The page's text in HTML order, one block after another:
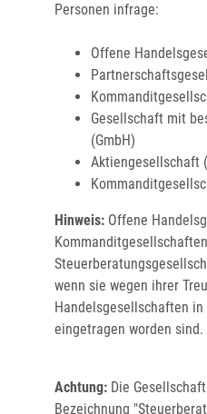
Personen infrage:
Offene
Gesellschaft mit
(GmbH)
Aktiengesellschaft
Hinweis: Offene
wenn sie wegen ihrer
Handelsgesellschaften
eingetragen worden sind.
Achtung: Die
Bezeichnung